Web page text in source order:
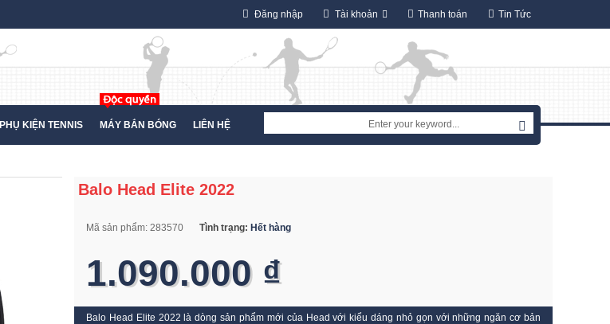
Thanh toán Tin Tức
Tài khoản
Đăng nhập
PHỤ KIỆN TENNIS MÁY BẮN BÓNG LIÊN HỆ
Balo Head Elite 2022
Mã sản phẩm: 283570 Tình trạng: Hết hàng
1.090.000 ₫
Balo Head Elite 2022 là dòng sản phẩm mới của Head với kiểu dáng nhỏ gọn với những ngăn cơ bản